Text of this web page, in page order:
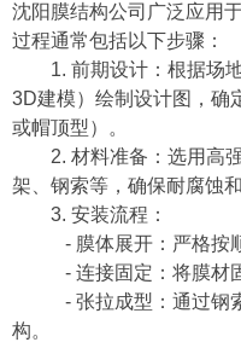
沈阳膜结构公司广泛应用
过程通常包括以下步骤：
1. 前期设计：根据场
3D建模）绘制设计图，确
或帽顶型）。
2. 材料准备：选用高
架、钢索等，确保耐腐蚀
3. 安装流程：
- 膜体展开：严格按
- 连接固定：将膜材
- 张拉成型：通过钢
构。